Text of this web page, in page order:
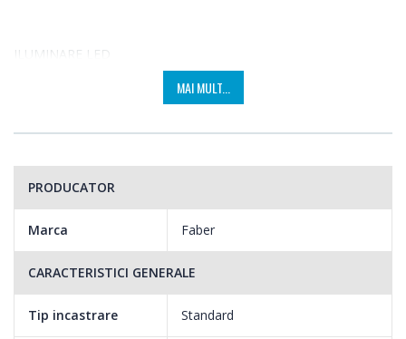
ILUMINARE LED
Consum mai mic, mai multa lumina, in mod natural! Datorita
considerabila a consumului de energie electrica.
MAI MULT...
PRODUCATOR
Marca Faber
CARACTERISTICI GENERALE
Tip incastrare Standard